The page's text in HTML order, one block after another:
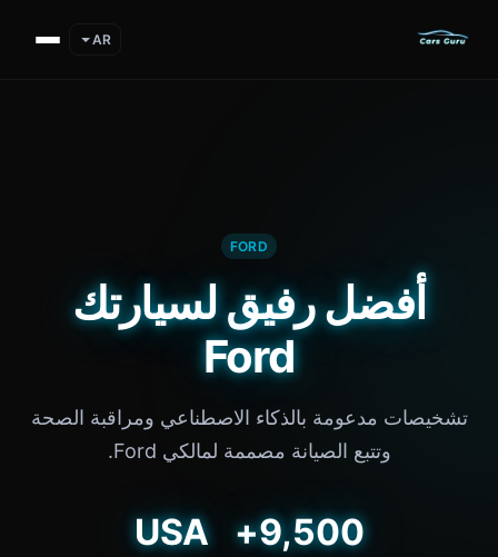
AR
FORD
أفضل رفيق لسيارتك
Ford
تشخيصات مدعومة بالذكاء الاصطناعي ومراقبة الصحة
وتتبع الصيانة مصممة لمالكي Ford.
9,500+
USA